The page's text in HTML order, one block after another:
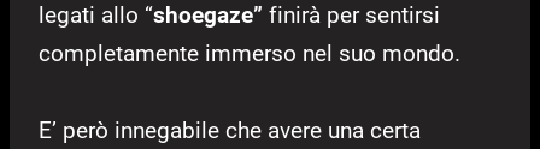
legati allo “shoegaze” finirà per sentirsi
completamente immerso nel suo mondo.
E’ però innegabile che avere una certa